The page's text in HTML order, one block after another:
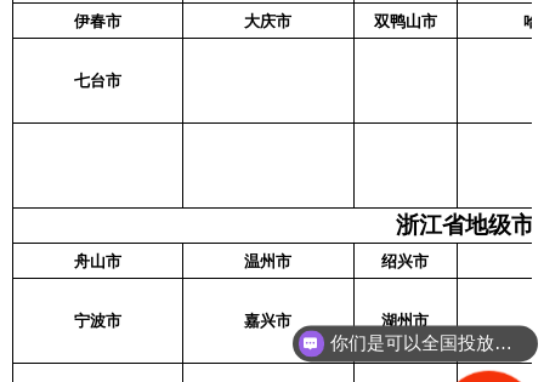
伊春市
大庆市 双鸭山市 哈
七台市
浙江省地级市
舟山市 温州市 绍兴市
宁波市 嘉兴市 湖州市
能给个报价吗